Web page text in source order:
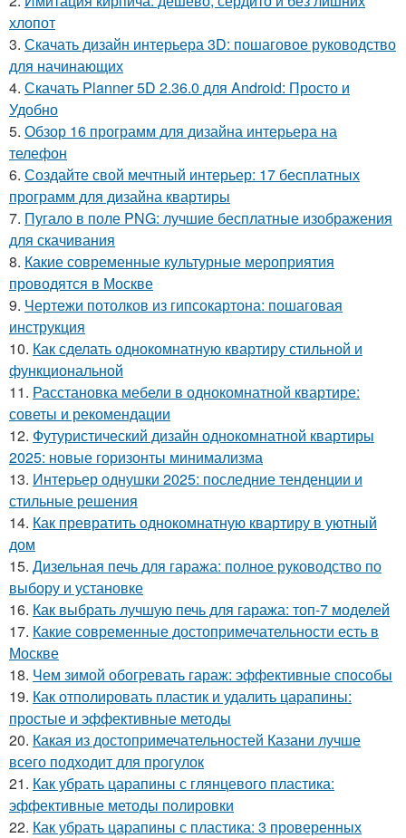
хлопот
3. Скачать дизайн интерьера 3D: пошаговое руководство
для начинающих
4. Скачать Planner 5D 2.36.0 для Android: Просто и
Удобно
5. Обзор 16 программ для дизайна интерьера на
телефон
6. Создайте свой мечтный интерьер: 17 бесплатных
программ для дизайна квартиры
7. Пугало в поле PNG: лучшие бесплатные изображения
для скачивания
8. Какие современные культурные мероприятия
проводятся в Москве
9. Чертежи потолков из гипсокартона: пошаговая
инструкция
10. Как сделать однокомнатную квартиру стильной и
функциональной
11. Расстановка мебели в однокомнатной квартире:
советы и рекомендации
12. Футуристический дизайн однокомнатной квартиры
2025: новые горизонты минимализма
13. Интерьер однушки 2025: последние тенденции и
стильные решения
14. Как превратить однокомнатную квартиру в уютный
дом
15. Дизельная печь для гаража: полное руководство по
выбору и установке
16. Как выбрать лучшую печь для гаража: топ-7 моделей
17. Какие современные достопримечательности есть в
Москве
18. Чем зимой обогревать гараж: эффективные способы
19. Как отполировать пластик и удалить царапины:
простые и эффективные методы
20. Какая из достопримечательностей Казани лучше
всего подходит для прогулок
21. Как убрать царапины с глянцевого пластика:
эффективные методы полировки
22. Как убрать царапины с пластика: 3 проверенных